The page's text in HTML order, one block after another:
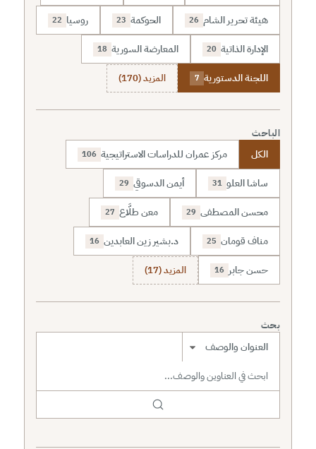
هيئة تحرير الشام 26 الحوكمة 23 روسيا 22
الإدارة الذاتية 20 المعارضة السورية 18
اللجنة الدستورية 7 المزيد (170)
الباحث
الكل مركز عمران للدراسات الاستراتيجية 106
ساشا العلو 31 أيمن الدسوقي 29
محسن المصطفى 29 معن طلَّاع 27
مناف قومان 25 د.بشير زين العابدين 16
حسن جابر 16 المزيد (17)
بحث
نطاق البحث